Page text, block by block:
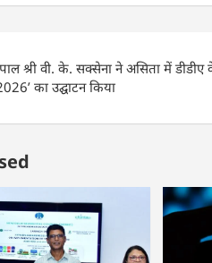
e
n
e
श्री वी. के. सक्सेना ने असिता में डीडीए
का उद्घाटन किया